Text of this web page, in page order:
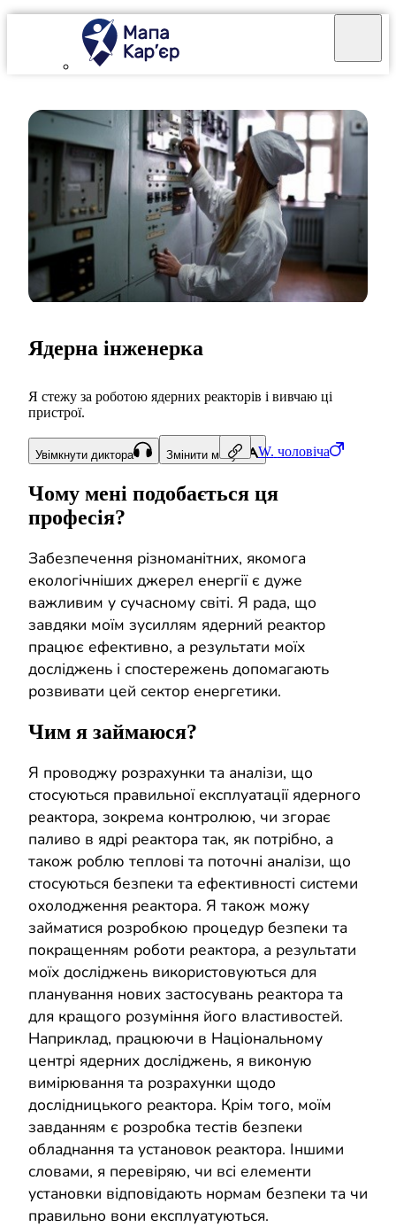
W. чоловіча
Ядерна інженерка
Я стежу за роботою ядерних реакторів і вивчаю ці
пристрої.
Увімкнути диктора Змінити мову
Чому мені подобається ця
професія?
Забезпечення різноманітних, якомога
екологічніших джерел енергії є дуже
важливим у сучасному світі. Я рада, що
завдяки моїм зусиллям ядерний реактор
працює ефективно, а результати моїх
досліджень і спостережень допомагають
розвивати цей сектор енергетики.
Чим я займаюся?
Я проводжу розрахунки та аналізи, що
стосуються правильної експлуатації ядерного
реактора, зокрема контролюю, чи згорає
паливо в ядрі реактора так, як потрібно, а
також роблю теплові та поточні аналізи, що
стосуються безпеки та ефективності системи
охолодження реактора. Я також можу
займатися розробкою процедур безпеки та
покращенням роботи реактора, а результати
моїх досліджень використовуються для
планування нових застосувань реактора та
для кращого розуміння його властивостей.
Наприклад, працюючи в Національному
центрі ядерних досліджень, я виконую
вимірювання та розрахунки щодо
дослідницького реактора. Крім того, моїм
завданням є розробка тестів безпеки
обладнання та установок реактора. Іншими
словами, я перевіряю, чи всі елементи
установки відповідають нормам безпеки та чи
правильно вони експлуатуються.